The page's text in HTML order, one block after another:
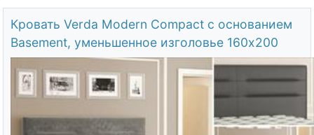
Кровать Verda Modern Compact с основанием
Basement, уменьшенное изголовье 160х200